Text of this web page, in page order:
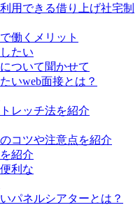
用できる借り上げ社宅制
働くメリット
たい
ついて聞かせて
いweb面接とは？
レッチ法を紹介
コツや注意点を紹介
紹介
利な
パネルシアターとは？